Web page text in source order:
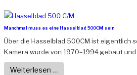
Manchmal muss es eine Hasselblad 500CM sein
Über die Hasselblad 500CM ist eigentlich
Kamera wurde von 1970–1994 gebaut und
Weiterlesen …